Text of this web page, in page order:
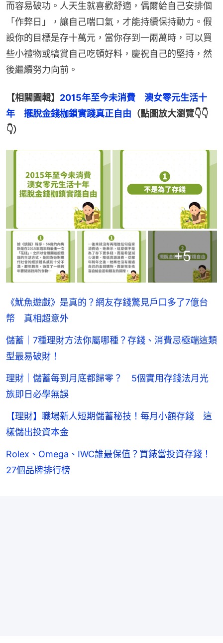
而容易破功。人天生就喜歡舒適，偶爾給自己安排個
「作弊日」，讓自己喘口氣，才能持續保持動力。假
設你的目標是存十萬元，當你存到一兩萬時，可以買
些小禮物或犒賞自己吃頓好料，慶祝自己的堅持，然
後繼續努力向前。
【相關圖輯】 2015年至今未消費　澳女零元生活十
年　擺脫金錢枷鎖實踐真正自由 （點圖放大瀏覽👇👇
👇）
+5
《魷魚遊戲》是真的？網友存錢驚見戶口多了7億台
幣 真相超意外
儲蓄｜7種理財方法你屬哪種？存錢、消費忌極端這類
型最易破財！
理財｜儲蓄每到月底都歸零？ 5個實用存錢法月光
族即日必學無誤
【理財】職場新人短期儲蓄秘技！每月小額存錢 這
樣儲出投資本金
Rolex、Omega、IWC誰最保值？買錶當投資存錢！
27個品牌排行榜